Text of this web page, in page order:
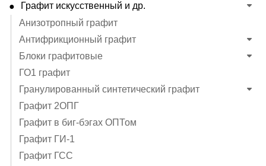
Графит искусственный и др.
Анизотропный графит
Антифрикционный графит
Блоки графитовые
ГО1 графит
Гранулированный синтетический графит
Графит 2ОПГ
Графит в биг-бэгах ОПТом
Графит ГИ-1
Графит ГСС